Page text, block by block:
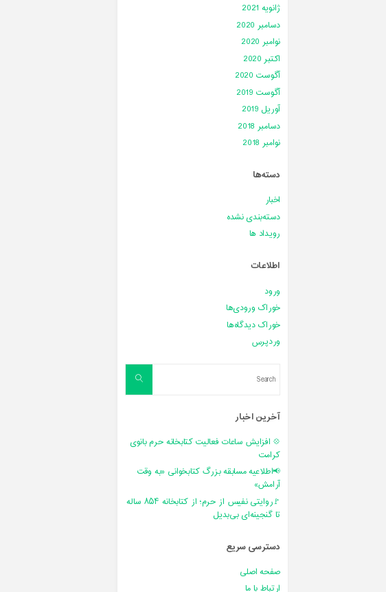
ژانویه 2021
دسامبر 2020
نوامبر 2020
اکتبر 2020
آگوست 2020
آگوست 2019
آوریل 2019
دسامبر 2018
نوامبر 2018
دسته‌ها
اخبار
دسته‌بندی نشده
رویداد ها
اطلاعات
ورود
خوراک ورودی‌ها
خوراک دیدگاه‌ها
وردپرس
Search
آخرین اخبار
💠 افزایش ساعات فعالیت کتابخانه حرم بانوی
کرامت
📢اطلاعیه مسابقه بزرگ کتابخوانی «به وقت
آرامش»
🚩روایتی نفیس از حرم؛ از کتابخانه ۸۵۴ ساله
تا گنجینه‌ای بی‌بدیل
دسترسی سریع
صفحه اصلی
ارتباط با ما